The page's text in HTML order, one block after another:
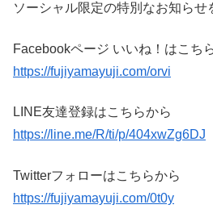
ソーシャル限定の特別なお知らせ
Facebookページ いいね！はこち
https://fujiyamayuji.com/orvi
LINE友達登録はこちらから
https://line.me/R/ti/p/404xwZg6DJ
Twitterフォローはこちらから
https://fujiyamayuji.com/0t0y